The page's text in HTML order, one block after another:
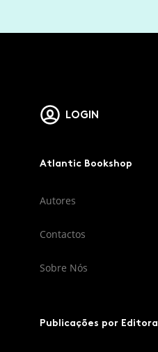
LOGIN
Atlantic Bookshop
Autores
Contactos
Sobre Nós
Publicações por Editora